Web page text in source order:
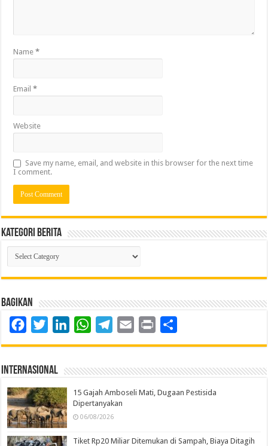
Name*
Email*
Website
Save my name, email, and website in this browser for the next time
I comment.
Kategori Berita
Kategori
Berita
Bagikan
FacebookTwitterLinkedInWhatsAppTelegram
Email Print
Internasional
15 Gajah Amboseli Mati, Dugaan Pestisida
Dipertanyakan
06/08/2026
Tiket Rp20 Miliar Ditemukan di Sampah, Biaya Ditagih